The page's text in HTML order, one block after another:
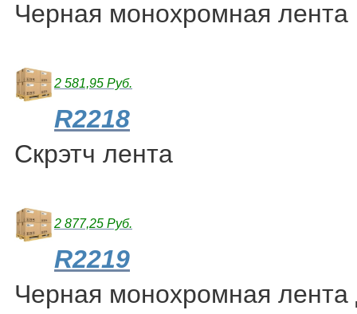
Черная монохромная лента
2 581,95 Руб.
R2218
Скрэтч лента
2 877,25 Руб.
R2219
Черная монохромная